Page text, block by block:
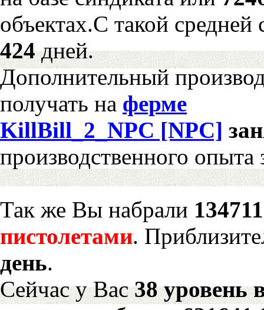
объектах.С такой
424дней.
Дополнительный
получать на ферме
KillBill_2_NPC [NPC]
производственного опыта
Так же Вы набрали
пистолетами.
день.
Сейчас у Вас38 уровень